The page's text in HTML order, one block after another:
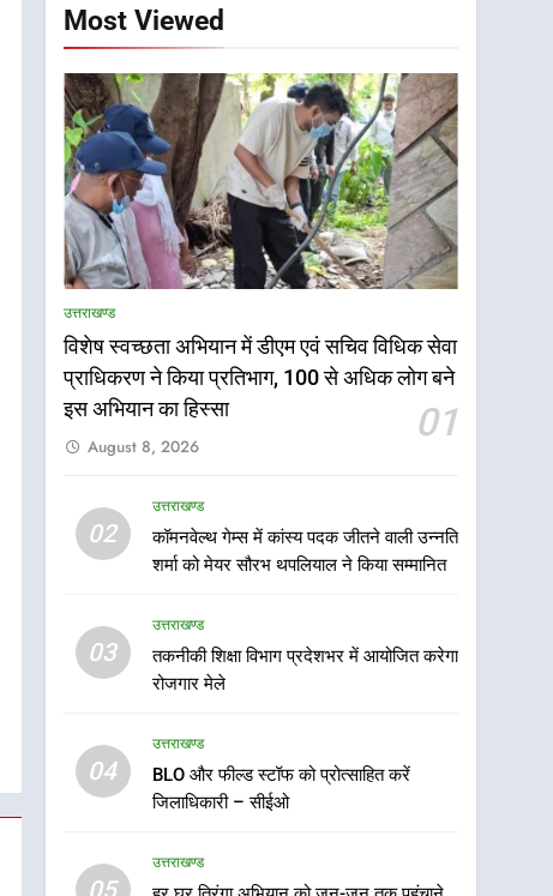
Most Viewed
उत्तराखण्ड
विशेष स्वच्छता अभियान में डीएम एवं सचिव विधिक सेवा
प्राधिकरण ने किया प्रतिभाग, 100 से अधिक लोग बने
इस अभियान का हिस्सा
01
August 8, 2026
02
उत्तराखण्ड
कॉमनवेल्थ गेम्स में कांस्य पदक जीतने वाली उन्नति
शर्मा को मेयर सौरभ थपलियाल ने किया सम्मानित
03
उत्तराखण्ड
तकनीकी शिक्षा विभाग प्रदेशभर में आयोजित करेगा
रोजगार मेले
04
उत्तराखण्ड
BLO और फील्ड स्टॉफ को प्रोत्साहित करें
जिलाधिकारी – सीईओ
05
उत्तराखण्ड
5
हर घर तिरंगा अभियान को जन-
जन तक पहुंचाने की तैयारी, 9 से
6
कावड़ मेले को सकुशल रूप से
7
मुख्यमंत्री ने तीलू रौतेली एवं
उत्तराखण्ड